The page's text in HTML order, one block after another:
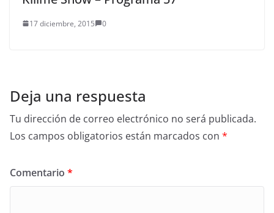
17 diciembre, 2015 0
Deja una respuesta
Tu dirección de correo electrónico no será publicada.
Los campos obligatorios están marcados con *
Comentario *